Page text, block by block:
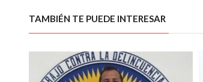
TAMBIÉN TE PUEDE INTERESAR